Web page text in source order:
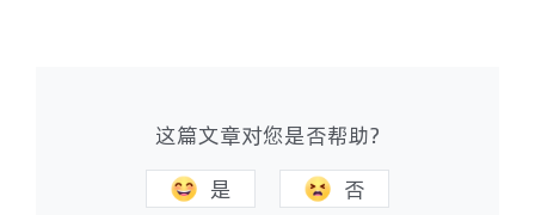
这篇文章对您是否帮助?
是
否